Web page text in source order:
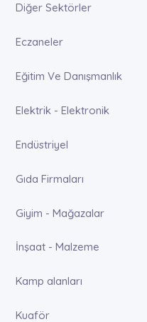
Diğer Sektörler
Eczaneler
Eğitim Ve Danışmanlık
Elektrik - Elektronik
Endüstriyel
Gıda Firmaları
Giyim - Mağazalar
İnşaat - Malzeme
Kamp alanları
Kuaför